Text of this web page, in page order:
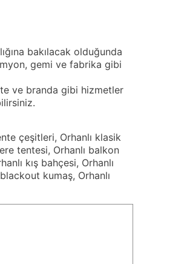
bakılacak olduğunda
gemi ve fabrika gibi
ve branda gibi hizmetler
çeşitleri, Orhanlı klasik
tentesi, Orhanlı balkon
kış bahçesi, Orhanlı
kumaş, Orhanlı